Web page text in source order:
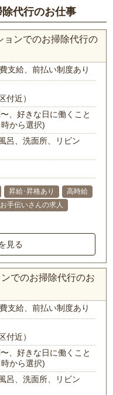
代行のお仕事
ョンでのお掃除代行の
費支給、前払い制度あり
付近）
、好きな日に働くこと
から選択)
呂、洗面所、リビン
昇給･昇格あり
高時給
お手伝いさんの求人
見る
でのお掃除代行のお
費支給、前払い制度あり
付近）
、好きな日に働くこと
から選択)
呂、洗面所、リビン